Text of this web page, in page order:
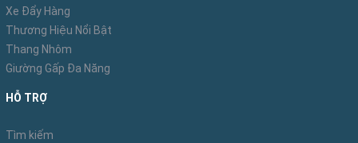
Xe Đẩy Hàng
Thương Hiệu Nổi Bật
Thang Nhôm
Giường Gấp Đa Năng
HỖ TRỢ
Tìm kiếm